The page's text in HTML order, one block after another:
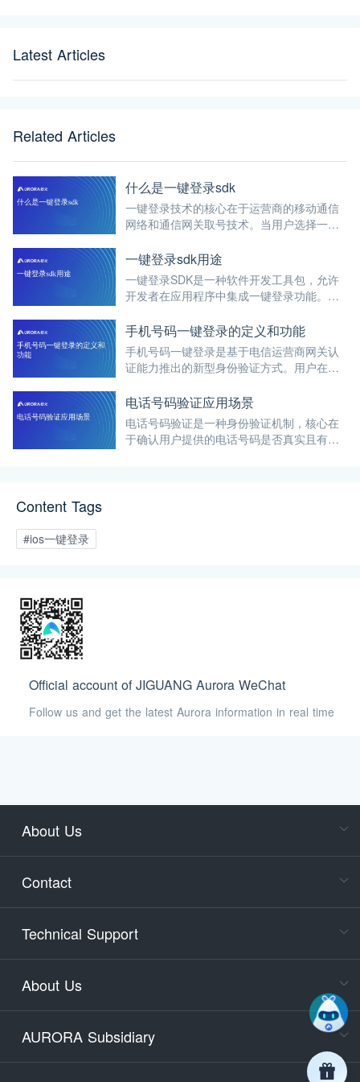
Latest Articles
Related Articles
什么是一键登录sdk
一键登录技术的核心在于运营商的移动通信
网络和通信网关取号技术。当用户选择一键
营商的网络验证用户身份，并返回用户的手
机号码信息。过程涉及判断、切换、取号、
授权、获取与验证等多个步骤。
一键登录sdk用途
一键登录SDK是一种软件开发工具包，允许
开发者在应用程序中集成一键登录功能。用
通过手机号码快速完成身份验证和登录。技
术主要依托于运营商的移动通信网络和通信
网关取号技术。
手机号码一键登录的定义和功能
手机号码一键登录是基于电信运营商网关认
证能力推出的新型身份验证方式。用户在使
通过本机号码完成注册或登录。技术的出
现，简化了传统登录流程，提升了用户体
验，并在安全性和便捷性上取得了优势。
电话号码验证应用场景
电话号码验证是一种身份验证机制，核心在
于确认用户提供的电话号码是否真实且有
Content Tags
#ios一键登录
Official account of JIGUANG Aurora WeChat
Follow us and get the latest Aurora information in real time
About Us
Contact
Technical Support
About Us
AURORA Subsidiary
days)
9:30-
Email